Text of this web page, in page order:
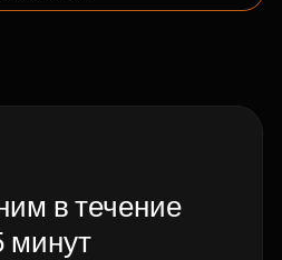
в течение
минут